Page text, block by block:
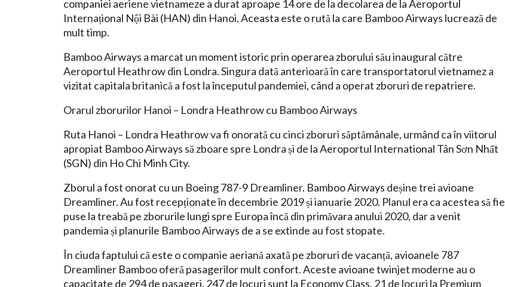
companiei aeriene vietnameze a durat aproape 14 ore de la decolarea de la Aeroportul
Internațional Nội Bài (HAN) din Hanoi. Aceasta este o rută la care Bamboo Airways lucrează de
mult timp.
Bamboo Airways a marcat un moment istoric prin operarea zborului său inaugural către
Aeroportul Heathrow din Londra. Singura dată anterioară în care transportatorul vietnamez a
vizitat capitala britanică a fost la începutul pandemiei, când a operat zboruri de repatriere.
Orarul zborurilor Hanoi – Londra Heathrow cu Bamboo Airways
Ruta Hanoi – Londra Heathrow va fi onorată cu cinci zboruri săptămânale, urmând ca în viitorul
apropiat Bamboo Airways să zboare spre Londra și de la Aeroportul International Tân Sơn Nhất
(SGN) din Ho Chi Minh City.
Zborul a fost onorat cu un Boeing 787-9 Dreamliner. Bamboo Airways deșine trei avioane
Dreamliner. Au fost recepționate în decembrie 2019 și ianuarie 2020. Planul era ca acestea să fie
puse la treabă pe zborurile lungi spre Europa încă din primăvara anului 2020, dar a venit
pandemia și planurile Bamboo Airways de a se extinde au fost stopate.
În ciuda faptului că este o companie aeriană axată pe zboruri de vacanță, avioanele 787
Dreamliner Bamboo oferă pasagerilor mult confort. Aceste avioane twinjet moderne au o
capacitate de 294 de pasageri. 247 de locuri sunt la Economy Class, 21 de locuri la Premium